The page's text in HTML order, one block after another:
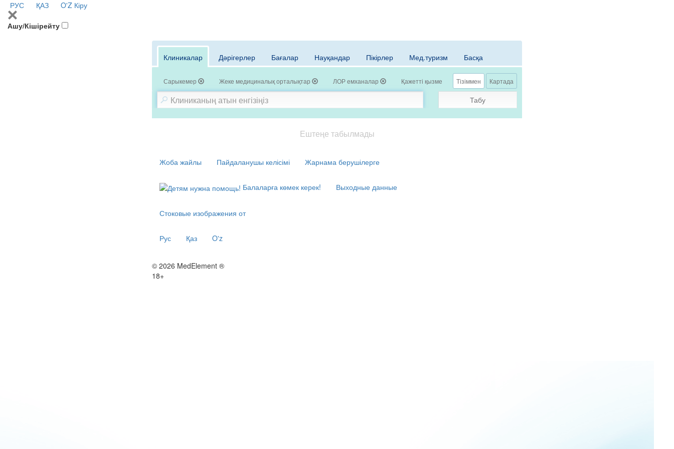
РУС ҚАЗ O'Z Кіру
Ашу/Кішірейту
Клиникалар Дәрігерлер Бағалар Науқандар Пікірлер Мед.туризм Басқа
Сарыкемер Жеке медициналық орталықтар ЛОР емханалар Қажетті қызметтер Тағы
Тізіммен Картада
Табу
Ештеңе табылмады
Жоба жайлы Пайдаланушы келісімі Жарнама берушілерге
Балаларға көмек керек! Выходные данные
Стоковые изображения от
Рус Қаз O'z
© 2026 MedElement ®
18+